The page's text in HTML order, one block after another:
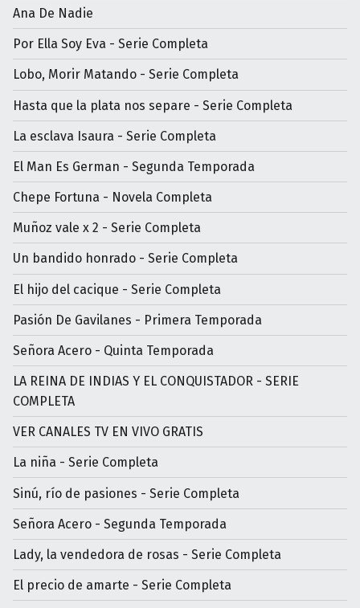
Ana De Nadie
Por Ella Soy Eva - Serie Completa
Lobo, Morir Matando - Serie Completa
Hasta que la plata nos separe - Serie Completa
La esclava Isaura - Serie Completa
El Man Es German - Segunda Temporada
Chepe Fortuna - Novela Completa
Muñoz vale x 2 - Serie Completa
Un bandido honrado - Serie Completa
El hijo del cacique - Serie Completa
Pasión De Gavilanes - Primera Temporada
Señora Acero - Quinta Temporada
LA REINA DE INDIAS Y EL CONQUISTADOR - SERIE
COMPLETA
VER CANALES TV EN VIVO GRATIS
La niña - Serie Completa
Sinú, río de pasiones - Serie Completa
Señora Acero - Segunda Temporada
Lady, la vendedora de rosas - Serie Completa
El precio de amarte - Serie Completa